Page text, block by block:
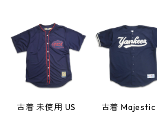
古着 未使用 US
古着 Majestic